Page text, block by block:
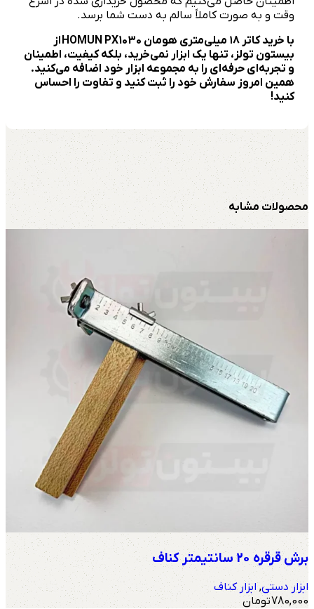
وقت و به صورت کاملاً سالم به دست شما برسد.
با خرید کاتر ۱۸ میلی‌متری هومان HOMUN PX1030
از
بیستون تولز، تنها یک ابزار نمی‌خرید، بلکه کیفیت، اطمینان
و تجربه‌ای حرفه‌ای را به مجموعه ابزار خود اضافه می‌کنید.
همین امروز سفارش خود را ثبت کنید و تفاوت را احساس
کنید!
محصولات مشابه
برش قرقره 20 سانتیمتر کناف
ابزار دستی,ابزار کناف
780,000تومان